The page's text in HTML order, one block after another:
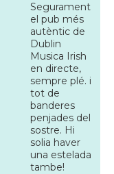
Segurament
el pub més
autèntic de
Dublin
Musica Irish
en directe,
sempre plé. i
tot de
banderes
penjades del
sostre. Hi
solia haver
una estelada
tambe!